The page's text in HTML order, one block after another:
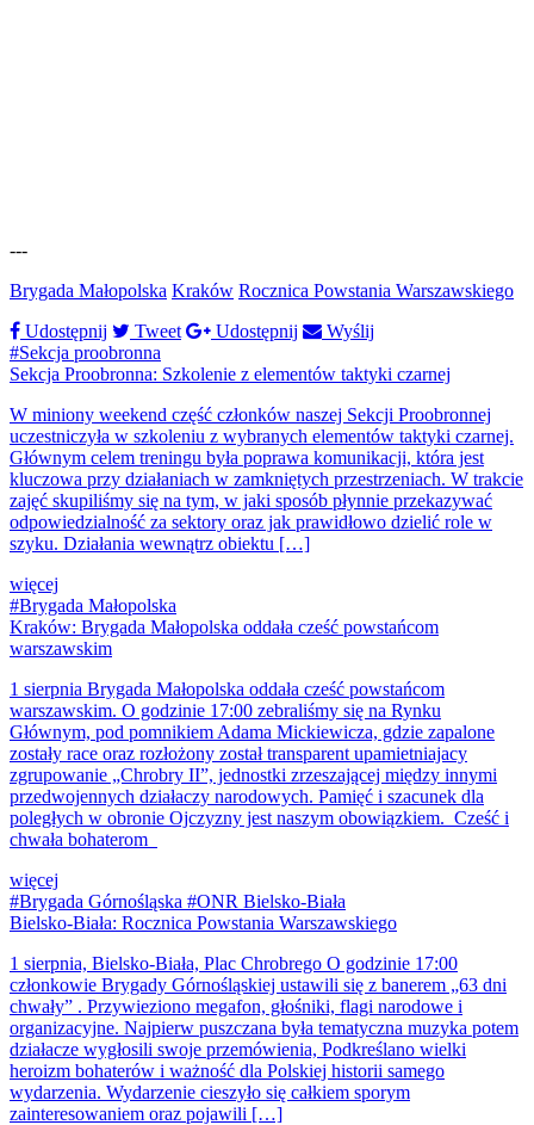
---
Brygada Małopolska Kraków Rocznica Powstania Warszawskiego
Udostępnij
Tweet Udostępnij
Wyślij
#Sekcja proobronna
Sekcja Proobronna: Szkolenie z elementów taktyki czarnej
W miniony weekend część członków naszej Sekcji Proobronnej
uczestniczyła w szkoleniu z wybranych elementów taktyki czarnej.
Głównym celem treningu była poprawa komunikacji, która jest
kluczowa przy działaniach w zamkniętych przestrzeniach. W trakcie
zajęć skupiliśmy się na tym, w jaki sposób płynnie przekazywać
odpowiedzialność za sektory oraz jak prawidłowo dzielić role w
szyku. Działania wewnątrz obiektu […]
więcej
#Brygada Małopolska
Kraków: Brygada Małopolska oddała cześć powstańcom
warszawskim
1 sierpnia Brygada Małopolska oddała cześć powstańcom
warszawskim. O godzinie 17:00 zebraliśmy się na Rynku
Głównym, pod pomnikiem Adama Mickiewicza, gdzie zapalone
zostały race oraz rozłożony został transparent upamietniajacy
zgrupowanie „Chrobry II”, jednostki zrzeszającej między innymi
przedwojennych działaczy narodowych. Pamięć i szacunek dla
poległych w obronie Ojczyzny jest naszym obowiązkiem. Cześć i
chwała bohaterom
więcej
#Brygada Górnośląska #ONR Bielsko-Biała
Bielsko-Biała: Rocznica Powstania Warszawskiego
1 sierpnia, Bielsko-Biała, Plac Chrobrego O godzinie 17:00
członkowie Brygady Górnośląskiej ustawili się z banerem „63 dni
chwały” . Przywieziono megafon, głośniki, flagi narodowe i
organizacyjne. Najpierw puszczana była tematyczna muzyka potem
działacze wygłosili swoje przemówienia, Podkreślano wielki
heroizm bohaterów i ważność dla Polskiej historii samego
wydarzenia. Wydarzenie cieszyło się całkiem sporym
zainteresowaniem oraz pojawili […]